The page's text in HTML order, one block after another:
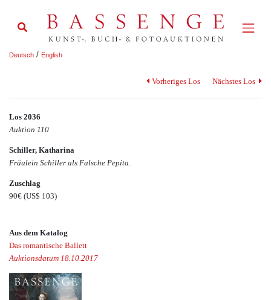
Deutsch / English
Vorheriges Los Nächstes Los
Los 2036
Auktion 110
Schiller, Katharina
Fräulein Schiller als Falsche Pepita.
Zuschlag
90€ (US$ 103)
Aus dem Katalog
Das romantische Ballett
Auktionsdatum 18.10.2017